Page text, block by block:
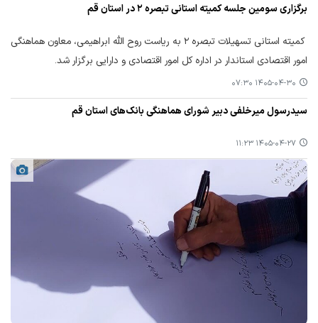
برگزاری سومین جلسه کمیته استانی تبصره ۲ در استان قم
کمیته استانی تسهیلات تبصره ۲ به ریاست روح الله ابراهیمی، معاون هماهنگی
امور اقتصادی استاندار در اداره کل امور اقتصادی و دارایی برگزار شد.
۱۴۰۵-۰۴-۳۰ ۰۷:۳۰
سیدرسول میرخلفی دبیر شورای هماهنگی بانک‌های استان قم
۱۴۰۵-۰۴-۲۷ ۱۱:۲۳